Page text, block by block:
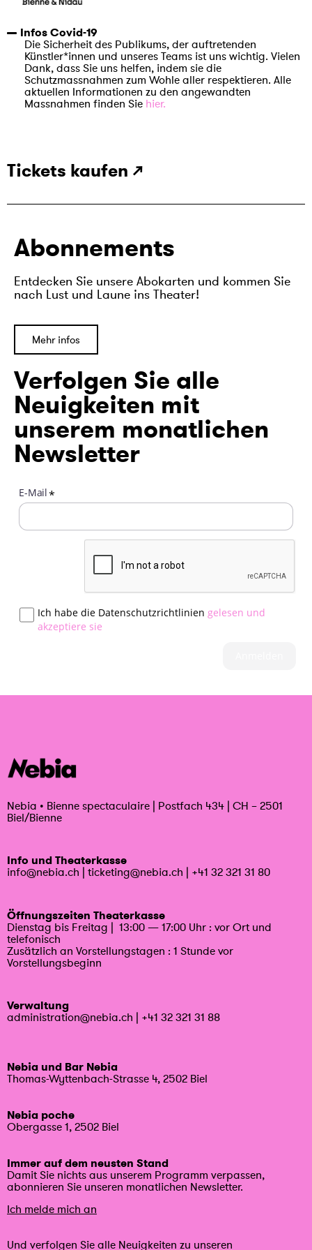
Infos Covid-19
Die Sicherheit des Publikums, der auftretenden
Künstler*innen und unseres Teams ist uns wichtig. Vielen
Dank, dass Sie uns helfen, indem sie die
Schutzmassnahmen zum Wohle aller respektieren. Alle
aktuellen Informationen zu den angewandten
Massnahmen finden Sie hier.
Tickets kaufen ↗
Abonnements
Entdecken Sie unsere Abokarten und kommen Sie
nach Lust und Laune ins Theater!
Mehr infos
Verfolgen Sie alle
Neuigkeiten mit
unserem monatlichen
Newsletter
E-Mail*
Ich habe die Datenschutzrichtlinien gelesen und
akzeptiere sie
Nebia • Bienne spectaculaire | Postfach 434 | CH – 2501
Biel/Bienne
Info und Theaterkasse
info@nebia.ch | ticketing@nebia.ch | +41 32 321 31 80
Öffnungszeiten Theaterkasse
Dienstag bis Freitag | 13:00 — 17:00 Uhr : vor Ort und
telefonisch
Zusätzlich an Vorstellungstagen : 1 Stunde vor
Vorstellungsbeginn
Verwaltung
administration@nebia.ch | +41 32 321 31 88
Nebia und Bar Nebia
Thomas-Wyttenbach-Strasse 4, 2502 Biel
Nebia poche
Obergasse 1, 2502 Biel
Immer auf dem neusten Stand
Damit Sie nichts aus unserem Programm verpassen,
abonnieren Sie unseren monatlichen Newsletter.
Ich melde mich an
Und verfolgen Sie alle Neuigkeiten zu unseren